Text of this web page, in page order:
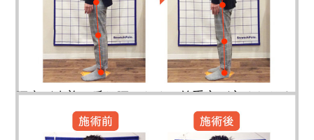
腰痛が改善！反り腰からくる前重心が良くなりま